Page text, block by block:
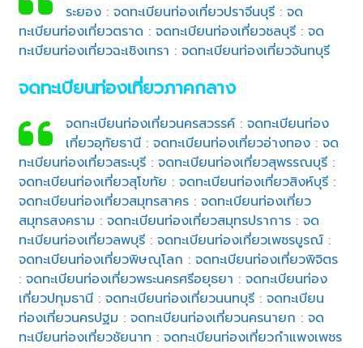
ระยอง: จดทะเบียนท่องเที่ยวปราจีนบุรี: จด
ทะเบียนท่องเที่ยวตราด :จดทะเบียนท่องเที่ยวชลบุรี :จด
ทะเบียนท่องเที่ยวฉะเชิงเทรา :จดทะเบียนท่องเที่ยวจันทบุรี
จดทะเบียนท่องเที่ยวภาคกลาง
จดทะเบียนท่องเที่ยวนครสวรรค์: จดทะเบียนท่อง
เที่ยวอุทัยธานี: จดทะเบียนท่องเที่ยวอ่างทอง: จด
ทะเบียนท่องเที่ยวสระบุรี :จดทะเบียนท่องเที่ยวสุพรรณบุรี :
จดทะเบียนท่องเที่ยวสุโขทัย :จดทะเบียนท่องเที่ยวสิงห์บุรี :
จดทะเบียนท่องเที่ยวสมุทรสาคร :จดทะเบียนท่องเที่ยว
สมุทรสงคราม :จดทะเบียนท่องเที่ยวสมุทรปราการ :จด
ทะเบียนท่องเที่ยวลพบุรี :จดทะเบียนท่องเที่ยวเพชรบูรณ์ :
จดทะเบียนท่องเที่ยวพิษณุโลก :จดทะเบียนท่องเที่ยวพิจิตร
:จดทะเบียนท่องเที่ยวพระนครศรีอยุธยา :จดทะเบียนท่อง
เที่ยวปทุมธานี :จดทะเบียนท่องเที่ยวนนทบุรี :จดทะเบียน
ท่องเที่ยวนครปฐม :จดทะเบียนท่องเที่ยวนครนายก :จด
ทะเบียนท่องเที่ยวชัยนาท :จดทะเบียนท่องเที่ยวกำแพงเพชร